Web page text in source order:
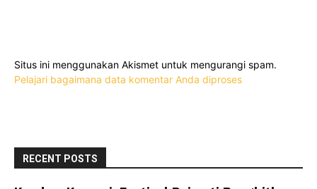
Situs ini menggunakan Akismet untuk mengurangi spam.
Pelajari bagaimana data komentar Anda diproses
RECENT POSTS